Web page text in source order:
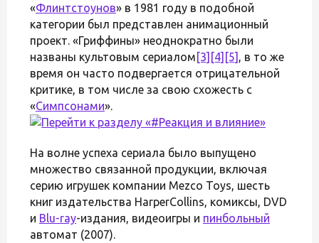
«Флинтстоунов» в 1981 году в подобной
категории был представлен анимационный
проект. «Гриффины» неоднократно были
названы культовым сериалом [3] [4] [5] , в то же
время он часто подвергается отрицательной
критике, в том числе за свою схожесть с
«Симпсонами».
На волне успеха сериала было выпущено
множество связанной продукции, включая
серию игрушек компании Mezco Toys, шесть
книг издательства HarperCollins, комиксы, DVD
и Blu-ray-издания, видеоигры и пинбольный
автомат (2007).